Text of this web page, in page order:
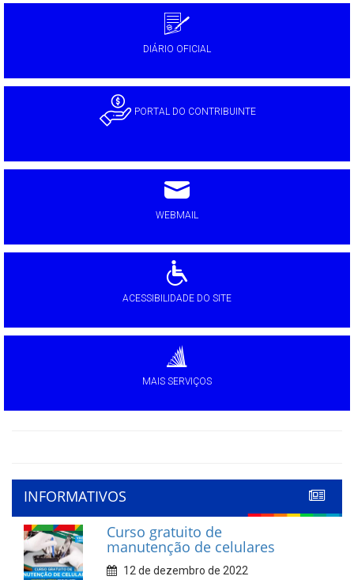
DIÁRIO OFICIAL
PORTAL DO CONTRIBUINTE
WEBMAIL
ACESSIBILIDADE DO SITE
MAIS SERVIÇOS
INFORMATIVOS
Curso gratuito de
manutenção de celulares
12 de dezembro de 2022